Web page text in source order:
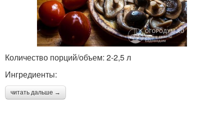
Количество порций/объем: 2-2,5 л
Ингредиенты:
читать дальше →